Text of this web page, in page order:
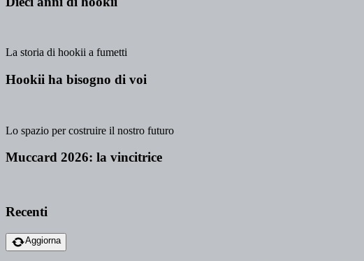
La storia di hookii a fumetti
Hookii ha bisogno di voi
Lo spazio per costruire il nostro futuro
Muccard 2026: la vincitrice
Recenti
Aggiorna